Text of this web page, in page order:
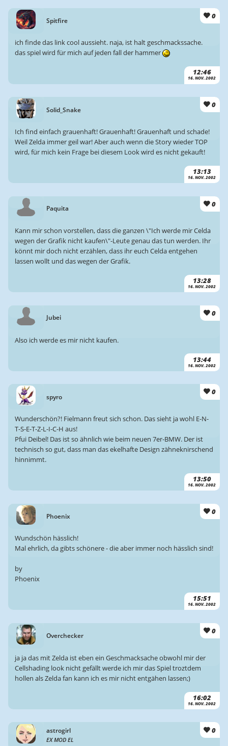
Spitfire
0
12:46
16. NOV. 2002
ich finde das link cool aussieht. naja, ist halt geschmackssache.
das spiel wird für mich auf jeden fall der hammer
Solid_Snake
0
13:13
16. NOV. 2002
Ich find einfach grauenhaft! Grauenhaft! Grauenhaft und schade!
Weil Zelda immer geil war! Aber auch wenn die Story wieder TOP
wird, für mich kein Frage bei diesem Look wird es nicht gekauft!
Paquita 0
13:28
16. NOV. 2002
Kann mir schon vorstellen, dass die ganzen \"Ich werde mir Celda
wegen der Grafik nicht kaufen\"-Leute genau das tun werden. Ihr
könnt mir doch nicht erzählen, dass ihr euch Celda entgehen
lassen wollt und das wegen der Grafik.
Jubei 0
13:44
16. NOV. 2002
Also ich werde es mir nicht kaufen.
spyro
0
13:50
16. NOV. 2002
Wunderschön?! Fielmann freut sich schon. Das sieht ja wohl E-N-
T-S-E-T-Z-L-I-C-H aus!
Pfui Deibel! Das ist so ähnlich wie beim neuen 7er-BMW. Der ist
technisch so gut, dass man das ekelhafte Design zähneknirschend
hinnimmt.
Phoenix
0
15:51
16. NOV. 2002
Wundschön hässlich!
Mal ehrlich, da gibts schönere - die aber immer noch hässlich sind!
by
Phoenix
Overchecker
0
16:02
16. NOV. 2002
ja ja das mit Zelda ist eben ein Geschmacksache obwohl mir der
Cellshading look nicht gefällt werde ich mir das Spiel troztdem
hollen als Zelda fan kann ich es mir nicht entgähen lassen;)
astrogirl
EX MOD EL
0